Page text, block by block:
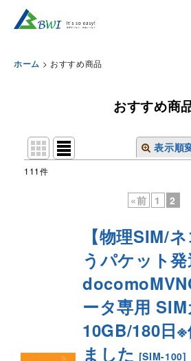
ホーム > おすすめ商品
おすすめ商
表示順
絞り込む
111件
«前 1 2
【物理SIM/
うパケット発
ータ専用
10GB/180日
ました [SIM-100]